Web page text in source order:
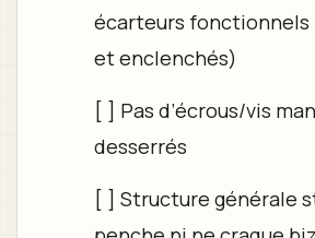
écarteurs fonctionnels
et enclenchés)
[ ] Pas d’écrous/vis
desserrés
[ ] Structure générale